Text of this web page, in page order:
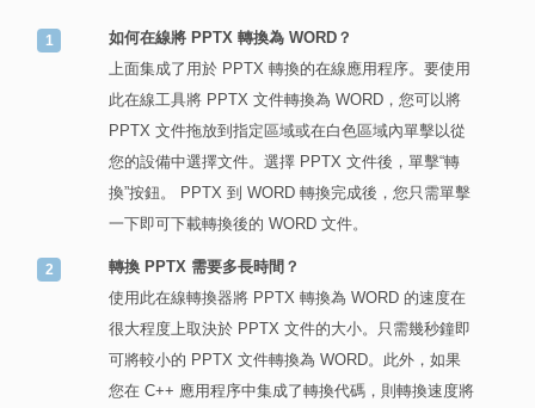
如何在線將 PPTX 轉換為 WORD？
上面集成了用於 PPTX 轉換的在線應用程序。要使用
此在線工具將 PPTX 文件轉換為 WORD，您可以將
PPTX 文件拖放到指定區域或在白色區域內單擊以從
您的設備中選擇文件。選擇 PPTX 文件後，單擊“轉
換”按鈕。 PPTX 到 WORD 轉換完成後，您只需單擊
一下即可下載轉換後的 WORD 文件。
轉換 PPTX 需要多長時間？
使用此在線轉換器將 PPTX 轉換為 WORD 的速度在
很大程度上取決於 PPTX 文件的大小。只需幾秒鐘即
可將較小的 PPTX 文件轉換為 WORD。此外，如果
您在 C++ 應用程序中集成了轉換代碼，則轉換速度將